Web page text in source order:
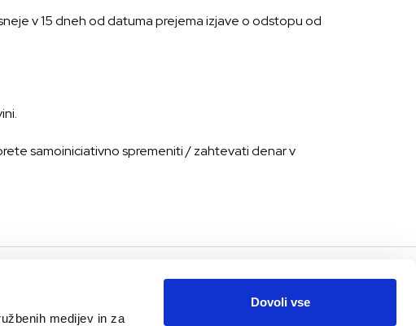
medijev in za
Dovoli vse
v 15 dneh od datuma prejema izjave o odstopu od
samoiniciativno spremeniti / zahtevati denar v
PODPORA IN POMOČ
Pogosto zastavljena vprasanja
MOJ RAČUN